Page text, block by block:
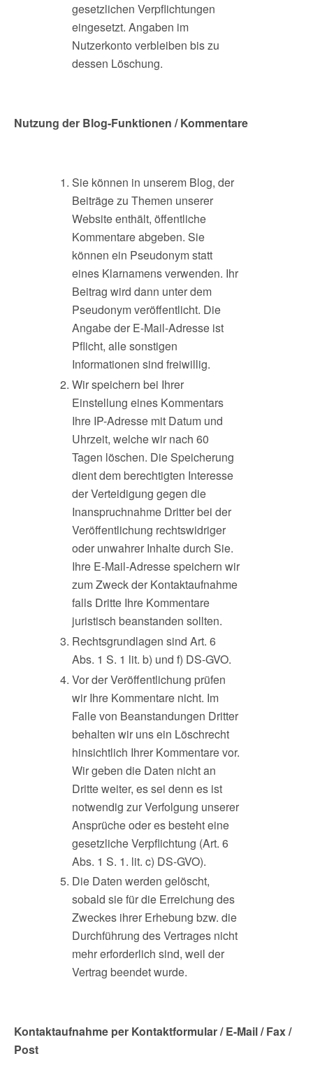
gesetzlichen Verpflichtungen
eingesetzt. Angaben im
Nutzerkonto verbleiben bis zu
dessen Löschung.
Nutzung der Blog-Funktionen / Kommentare
Sie können in unserem Blog, der
Beiträge zu Themen unserer
Website enthält, öffentliche
Kommentare abgeben. Sie
können ein Pseudonym statt
eines Klarnamens verwenden. Ihr
Beitrag wird dann unter dem
Pseudonym veröffentlicht. Die
Angabe der E-Mail-Adresse ist
Pflicht, alle sonstigen
Informationen sind freiwillig.
Wir speichern bei Ihrer
Einstellung eines Kommentars
Ihre IP-Adresse mit Datum und
Uhrzeit, welche wir nach 60
Tagen löschen. Die Speicherung
dient dem berechtigten Interesse
der Verteidigung gegen die
Inanspruchnahme Dritter bei der
Veröffentlichung rechtswidriger
oder unwahrer Inhalte durch Sie.
Ihre E-Mail-Adresse speichern wir
zum Zweck der Kontaktaufnahme
falls Dritte Ihre Kommentare
juristisch beanstanden sollten.
Rechtsgrundlagen sind Art. 6
Abs. 1 S. 1 lit. b) und f) DS-GVO.
Vor der Veröffentlichung prüfen
wir Ihre Kommentare nicht. Im
Falle von Beanstandungen Dritter
behalten wir uns ein Löschrecht
hinsichtlich Ihrer Kommentare vor.
Wir geben die Daten nicht an
Dritte weiter, es sei denn es ist
notwendig zur Verfolgung unserer
Ansprüche oder es besteht eine
gesetzliche Verpflichtung (Art. 6
Abs. 1 S. 1. lit. c) DS-GVO).
Die Daten werden gelöscht,
sobald sie für die Erreichung des
Zweckes ihrer Erhebung bzw. die
Durchführung des Vertrages nicht
mehr erforderlich sind, weil der
Vertrag beendet wurde.
Kontaktaufnahme per Kontaktformular / E-Mail / Fax /
Post